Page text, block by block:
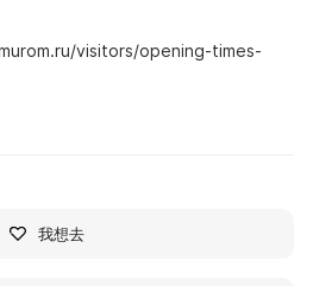
visitors/opening-times-
我想去